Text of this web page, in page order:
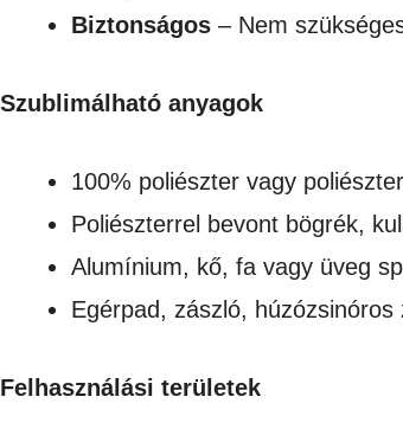
Biztonságos – Nem
Szublimálható anyagok
100% poliészter vagy
Poliészterrel bevont bögrék,
Alumínium, kő, fa vagy üveg
Egérpad, zászló,
Felhasználási területek